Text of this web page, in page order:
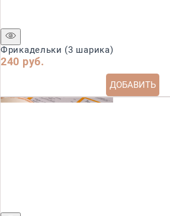
Фрикадельки (3 шарика)
240 руб.
ДОБАВИТЬ